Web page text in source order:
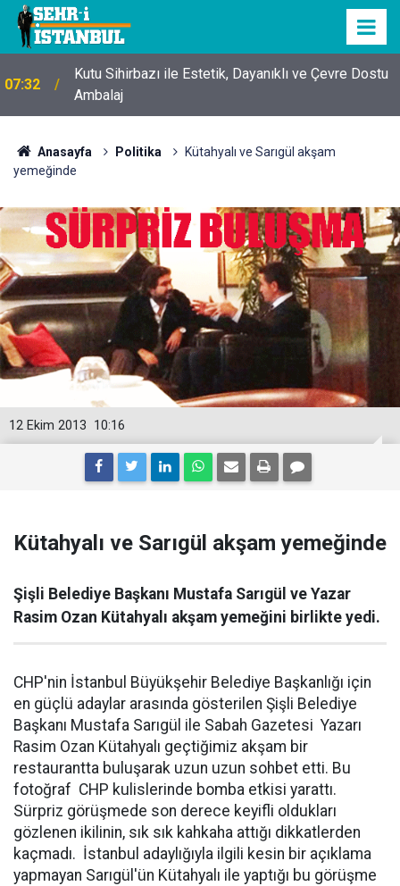
07:32
Kutu Sihirbazı ile Estetik, Dayanıklı ve Çevre Dostu
Ambalaj
Anasayfa Politika
Kütahyalı ve Sarıgül akşam
yemeğinde
10:16
12 Ekim 2013
Kütahyalı ve Sarıgül akşam yemeğinde
Şişli Belediye Başkanı Mustafa Sarıgül ve Yazar
Rasim Ozan Kütahyalı akşam yemeğini birlikte yedi.
CHP'nin İstanbul Büyükşehir Belediye Başkanlığı için
en güçlü adaylar arasında gösterilen Şişli Belediye
Başkanı Mustafa Sarıgül ile Sabah Gazetesi Yazarı
Rasim Ozan Kütahyalı geçtiğimiz akşam bir
restaurantta buluşarak uzun uzun sohbet etti. Bu
fotoğraf CHP kulislerinde bomba etkisi yarattı.
Sürpriz görüşmede son derece keyifli oldukları
gözlenen ikilinin, sık sık kahkaha attığı dikkatlerden
kaçmadı. İstanbul adaylığıyla ilgili kesin bir açıklama
yapmayan Sarıgül'ün Kütahyalı ile yaptığı bu görüşme